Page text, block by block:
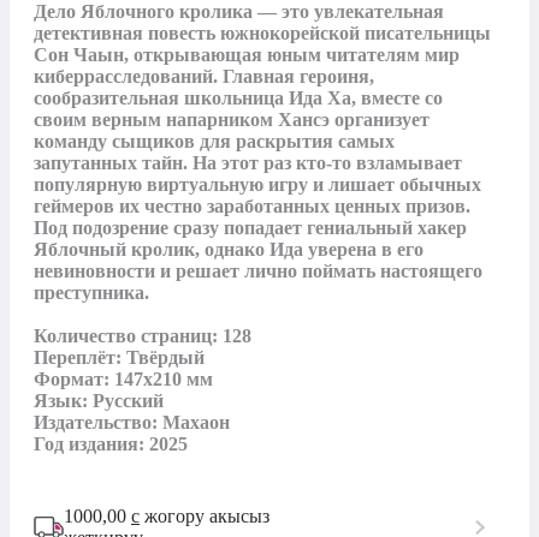
Дело Яблочного кролика — это увлекательная
детективная повесть южнокорейской писательницы
Сон Чаын, открывающая юным читателям мир
киберрасследований. Главная героиня,
сообразительная школьница Ида Ха, вместе со
своим верным напарником Хансэ организует
команду сыщиков для раскрытия самых
запутанных тайн. На этот раз кто-то взламывает
популярную виртуальную игру и лишает обычных
геймеров их честно заработанных ценных призов.
Под подозрение сразу попадает гениальный хакер
Яблочный кролик, однако Ида уверена в его
невиновности и решает лично поймать настоящего
преступника.
Количество страниц: 128
Переплёт: Твёрдый
Формат: 147x210 мм
Язык: Русский
Издательство: Махаон
Год издания: 2025
1000,00 с жогору акысыз